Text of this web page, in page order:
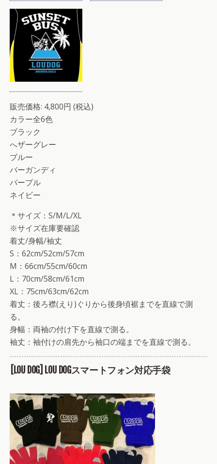
販売価格: 4,800円 (税込)
カラー全6色
ブラック
へザーグレー
ブルー
バーガンディ
パープル
ネイビー
＊サイズ：S/M/L/XL
※サイズ在庫要確認
着丈/身幅/袖丈
S：62cm/52cm/57cm
M：66cm/55cm/60cm
L：70cm/58cm/61cm
XL：75cm/63cm/62cm
着丈：後ろ襟(えり)ぐりから後身頃裾までを直線で測
る。
身幅：両袖の付け下を直線で測る。
袖丈：袖付けの肩先から袖口の端までを直線で測る。
[LOU DOG] LOU DOGスマートフォン対応手袋